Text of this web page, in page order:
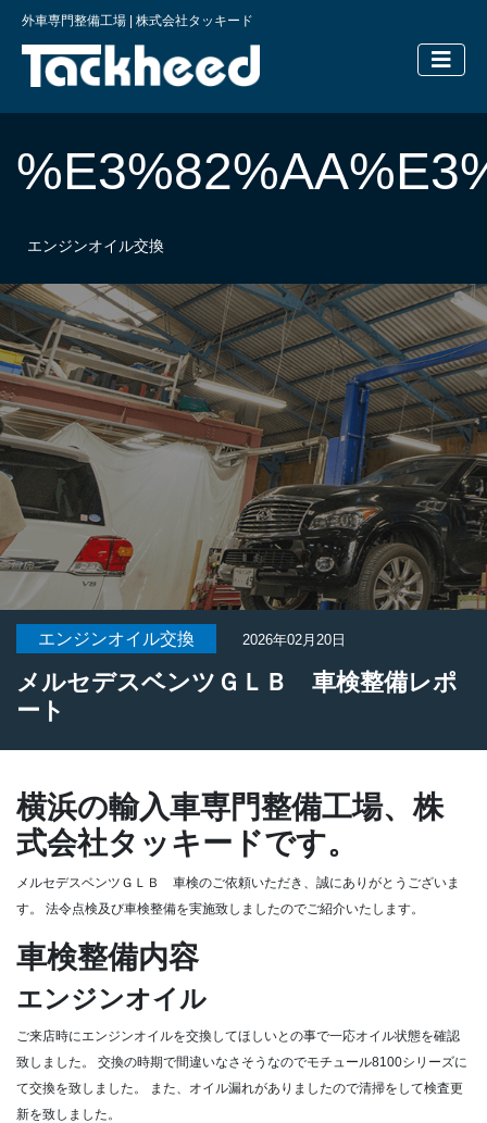
外車専門整備工場 | 株式会社タッキード
横浜の外
エンジンオイル交換
エンジンオイル交換 2026年02月20日
メルセデスベンツＧＬＢ 車検整備レポ
ート
横浜の輸入車専門整備工場、株
式会社タッキードです。
メルセデスベンツＧＬＢ 車検のご依頼いただき、誠にありがとうございま
す。
法令点検及び車検整備を実施致しましたのでご紹介いたします。
車検整備内容
エンジンオイル
ご来店時にエンジンオイルを交換してほしいとの事で一応オイル状態を確認
致しました。
交換の時期で間違いなさそうなのでモチュール8100シリーズに
て交換を致しました。
また、オイル漏れがありましたので清掃をして検査更
新を致しました。